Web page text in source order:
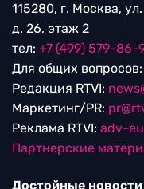
115280, г. Москва,
д. 26, этаж 2
тел: +7 (499) 579-86-
Для общих вопросов:
Редакция RTVI:
Маркетинг/PR:
Реклама RTVI: adv-
Партнерские
Достойные новости